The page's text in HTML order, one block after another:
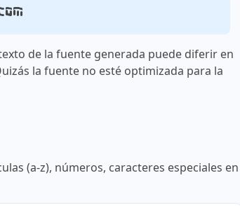
de la fuente generada puede diferir en
la fuente no esté optimizada para la
(a-z), números, caracteres especiales en